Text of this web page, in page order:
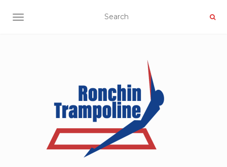
OUVRIR/FERMER LA NAVIGATION